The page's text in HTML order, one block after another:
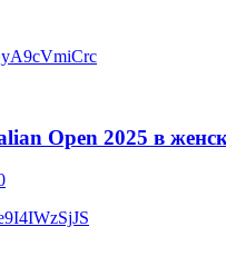
Open 2025 в